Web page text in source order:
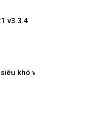
v3.3.4
khó v3.4.0